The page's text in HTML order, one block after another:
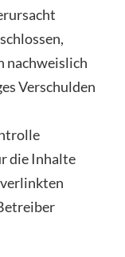
nachweislich
Verschulden
die Inhalte